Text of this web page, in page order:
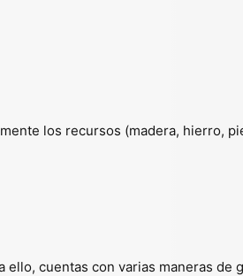
los recursos (madera, hierro,
cuentas con varias maneras de